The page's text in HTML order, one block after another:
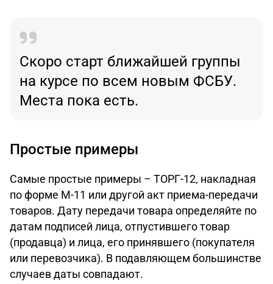
Скоро старт ближайшей группы
на курсе по всем новым ФСБУ.
Места пока есть.
Простые примеры
Самые простые примеры – ТОРГ-12, накладная
по форме М-11 или другой акт приема-передачи
товаров. Дату передачи товара определяйте по
датам подписей лица, отпустившего товар
(продавца) и лица, его принявшего (покупателя
или перевозчика). В подавляющем большинстве
случаев даты совпадают.